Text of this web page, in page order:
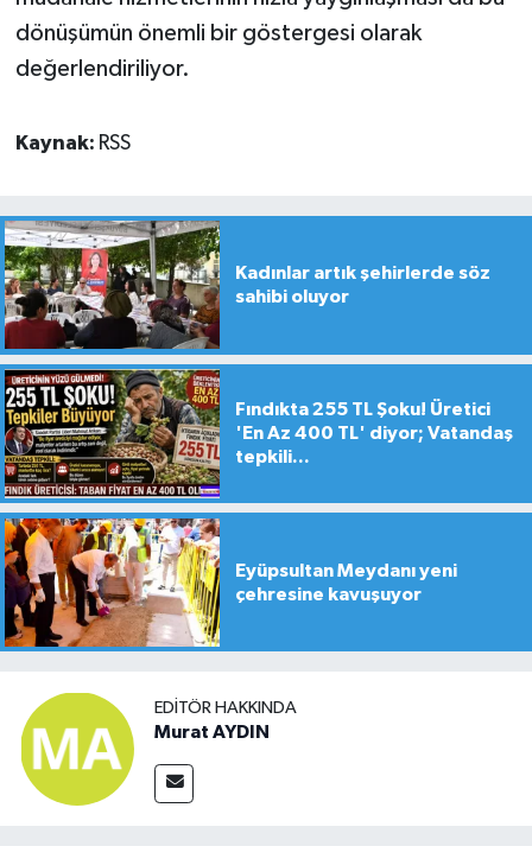
dönüşümün önemli bir göstergesi olarak
değerlendiriliyor.
Kaynak: RSS
Kadınlar artık şehirlerde söz
sahibi oluyor
Fındıkta 255 TL Şoku! Üretici
'En Az 400 TL' diyor; Vatandaş
tepkili...
Eyüpsultan Meydanı yeni
çehresine kavuşuyor
EDITÖR HAKKINDA
Murat AYDIN